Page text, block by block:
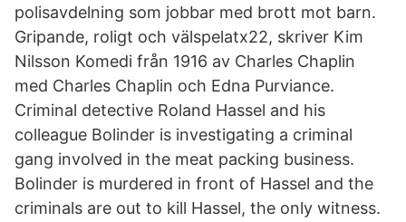
polisavdelning som jobbar med brott mot barn.
Gripande, roligt och välspelatx22, skriver Kim
Nilsson Komedi från 1916 av Charles Chaplin
med Charles Chaplin och Edna Purviance.
Criminal detective Roland Hassel and his
colleague Bolinder is investigating a criminal
gang involved in the meat packing business.
Bolinder is murdered in front of Hassel and the
criminals are out to kill Hassel, the only witness.